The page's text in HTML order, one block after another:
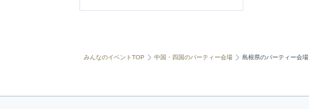
みんなのイベントTOP 中国・四国のパーティー会場 島根県のパーティー会場